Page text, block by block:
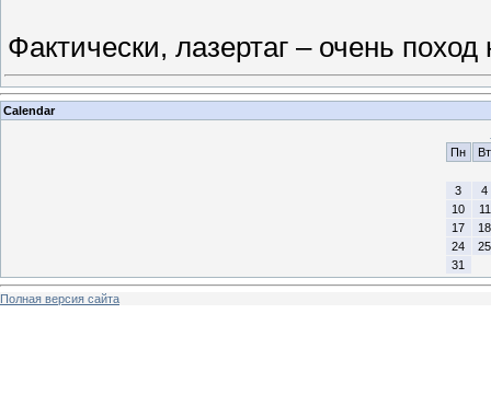
Фактически, лазертаг – очень
Calendar
Пн
Вт
3
4
10
11
17
18
24
25
31
Полная версия сайта